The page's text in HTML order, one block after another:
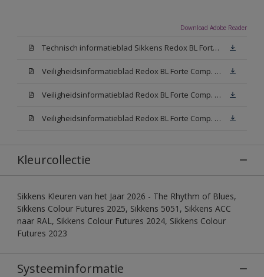
Download Adobe Reader
Technisch informatieblad Sikkens Redox BL Forte (PDF)
Veiligheidsinformatieblad Redox BL Forte Comp. B (MSDS)
Veiligheidsinformatieblad Redox BL Forte Comp. -A W05 (MSDS)
Veiligheidsinformatieblad Redox BL Forte Comp. -A N00 (MSDS)
Kleurcollectie
Sikkens Kleuren van het Jaar 2026 - The Rhythm of Blues,
Sikkens Colour Futures 2025, Sikkens 5051, Sikkens ACC
naar RAL, Sikkens Colour Futures 2024, Sikkens Colour
Futures 2023
Systeeminformatie